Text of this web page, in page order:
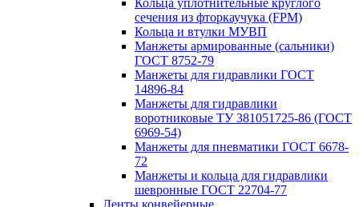
Кольца уплотнительные круглого
сечения из фторкаучука (FPM)
Кольца и втулки МУВП
Манжеты армированные (сальники)
ГОСТ 8752-79
Манжеты для гидравлики ГОСТ
14896-84
Манжеты для гидравлики
воротниковые ТУ 381051725-86 (ГОСТ
6969-54)
Манжеты для пневматики ГОСТ 6678-
72
Манжеты и кольца для гидравлики
шевронные ГОСТ 22704-77
Ленты конвейерные